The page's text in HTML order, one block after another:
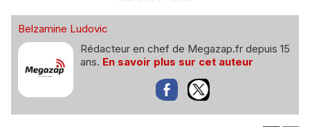
Belzamine Ludovic
Rédacteur en chef de Megazap.fr depuis 15
ans. En savoir plus sur cet auteur